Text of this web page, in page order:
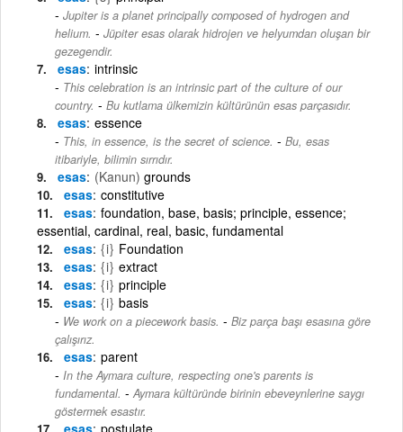
Jupiter is a planet principally composed of hydrogen and
helium. - Jüpiter esas olarak hidrojen ve helyumdan oluşan bir
gezegendir.
esas intrinsic
This celebration is an intrinsic part of the culture of our
country. - Bu kutlama ülkemizin kültürünün esas parçasıdır.
esas essence
This, in essence, is the secret of science. - Bu, esas
itibariyle, bilimin sırrıdır.
esas (Kanun) grounds
esas constitutive
esas foundation, base, basis; principle, essence;
essential, cardinal, real, basic, fundamental
esas {i} Foundation
esas {i} extract
esas {i} principle
esas {i} basis
We work on a piecework basis. - Biz parça başı esasına göre
çalışırız.
esas parent
In the Aymara culture, respecting one's parents is
fundamental. - Aymara kültüründe birinin ebeveynlerine saygı
göstermek esastır.
esas postulate